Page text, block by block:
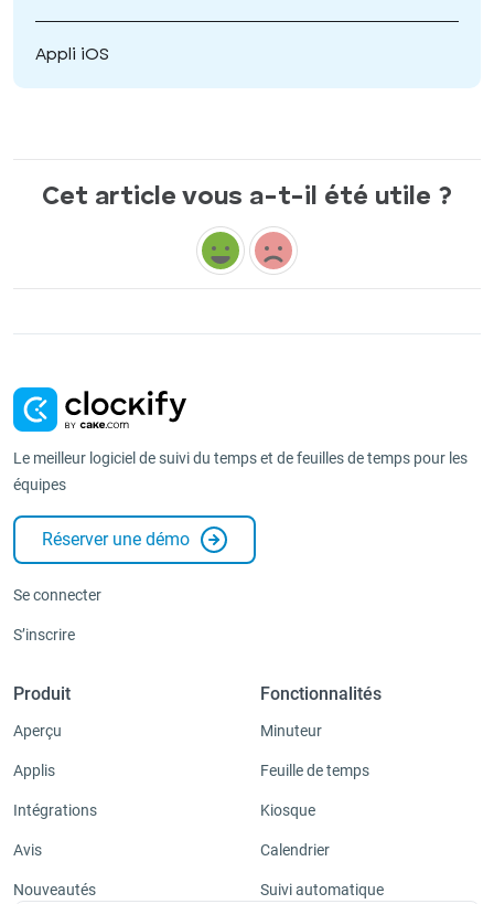
Appli iOS
Cet article vous a-t-il été utile ?
Le meilleur logiciel de suivi du temps et de feuilles de temps pour les
équipes
Réserver une démo
Se connecter
S’inscrire
Produit
Aperçu
Applis
Intégrations
Avis
Nouveautés
Fonctionnalités
Minuteur
Feuille de temps
Kiosque
Calendrier
Suivi automatique